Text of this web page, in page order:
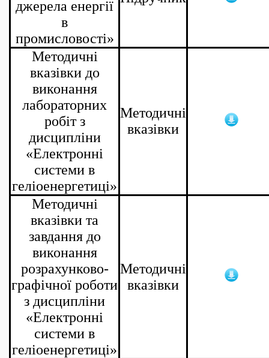
джерела енергії
в
промисловості»
Методичні
вказівки до
виконання
лабораторних
робіт з
дисципліни
«Електронні
системи в
геліоенергетиці»
Методичні
вказівки
Методичні
вказівки та
завдання до
виконання
розрахунково-
графічної роботи
з дисципліни
«Електронні
системи в
геліоенергетиці»
Методичні
вказівки